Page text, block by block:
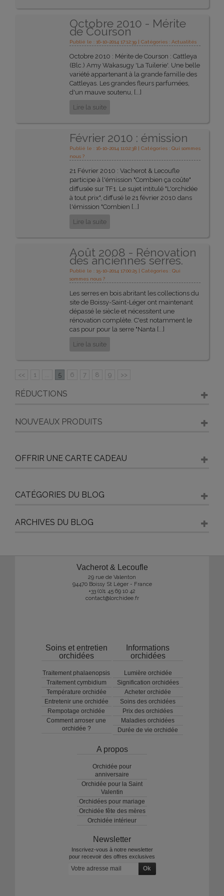
Octobre 2010 - Mérite
de Courson
Publié le : 16-10-2014 17:12:39 | Catégories : Actualités
Octobre 2010 : Mérite de Courson : Cattleya
(Blc.) Amy Wakasugy 'La Tuilerie'. Une belle
variété appartenant à la grande famille des
Cattleyas. Les grandes fleurs parfumées,
d'un mauve soutenu, [...]
Lire la suite
Février 2010 : émission
Publié le : 16-10-2014 11:02:38 | Catégories : Qui sommes
nous ?
21 Février 2010 : Vacherot & Lecoufle
participe à l'émission "Combien ça coûte"
diffusée sur TF1. Le sujet intitulé "L'orchidée
à tout prix", diffusé le 21 février 2010 dans
l'émission "Combien [...]
Lire la suite
Août 2008 - Rénovation
des anciennes serres.
Publié le : 15-10-2014 17:00:25 | Catégories : Qui
sommes nous ?
Les serres en bois abritant les collections du
site de Boissy-Saint-Léger ont maintenant
dépassé le siècle et nécessitent une
rénovation complète. C'est notamment le
cas pour pour la serre "Nanta [...]
Lire la suite
<< 1 5 6 7 8 9 >>
RÉDUCTIONS
NOUVEAUX PRODUITS
OFFRIR UNE CARTE CADEAU
CATÉGORIES DU BLOG
ARCHIVES DU BLOG
Vacherot & Lecoufle
29 rue de Valenton
94470 Boissy St Léger - France
+33 (0)1 45 69 10 42
contact@lorchidee.fr
Soins et entretien
orchidées
Traitement phalaenopsis
Traitement cymbidium
Température orchidée
Entretenir une orchidée
Rempotage orchidée
Comment arroser une
orchidée ?
Informations
orchidées
Lumière orchidée
Signification orchidées
Acheter orchidée
Soins des orchidées
Prix des orchidées
Maladies orchidées
Durée de vie orchidée
A propos
Orchidée pour
anniversaire
Orchidée pour la Saint
Valentin
Orchidées pour mariage
Orchidée fête des mères
Orchidée intérieur
Newsletter
Inscrivez-vous à notre newsletter
pour recevoir des offres exclusives